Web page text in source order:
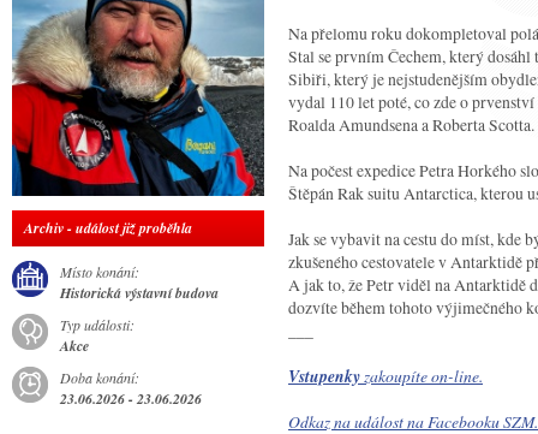
Archiv - událost již proběhla
Místo konání:
Historická výstavní budova
Typ události:
Akce
Doba konání:
23.06.2026 - 23.06.2026
Na přelomu roku dokompletoval
Stal se prvním Čechem, který
Sibiři, který je nejstudenějším
vydal 110 let poté, co zde o
Roalda Amundsena a Roberta Scotta.
Na počest expedice Petra Horkého
Štěpán Rak suitu Antarctica, kterou
Jak se vybavit na cestu do míst, kde
zkušeného cestovatele v Antarktidě
A jak to, že Petr viděl na Antarktidě
dozvíte během tohoto výjimečného
Vstupenkyzakoupíte on-line.
Odkaz na událost na Facebooku SZM.